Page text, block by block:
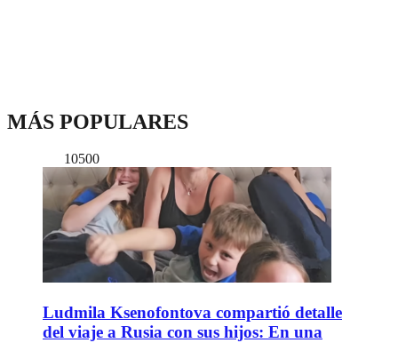
MÁS POPULARES
10500
Ludmila Ksenofontova compartió detalle
del viaje a Rusia con sus hijos: En una